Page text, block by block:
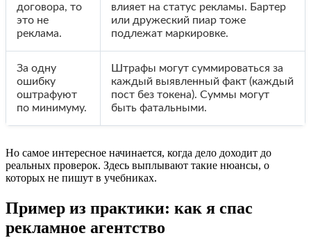
договора, то
это не
реклама.
влияет на статус рекламы. Бартер
или дружеский пиар тоже
подлежат маркировке.
За одну
ошибку
оштрафуют
по минимуму.
Штрафы могут суммироваться за
каждый выявленный факт (каждый
пост без токена). Суммы могут
быть фатальными.
Но самое интересное начинается, когда дело доходит до
реальных проверок. Здесь выплывают такие нюансы, о
которых не пишут в учебниках.
Пример из практики: как я спас
рекламное агентство